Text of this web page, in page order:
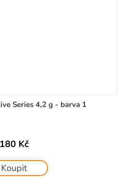
Series 4,2 g - barva 1
180 Kč
Koupit